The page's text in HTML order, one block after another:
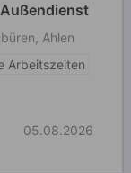
Ahlen
Arbeitszeiten
05.08.2026